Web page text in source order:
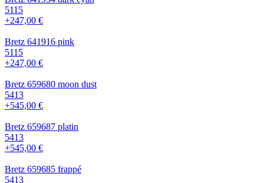
5115
+247,00 €
Bretz 641916 pink
5115
+247,00 €
Bretz 659680 moon dust
5413
+545,00 €
Bretz 659687 platin
5413
+545,00 €
Bretz 659685 frappé
5413